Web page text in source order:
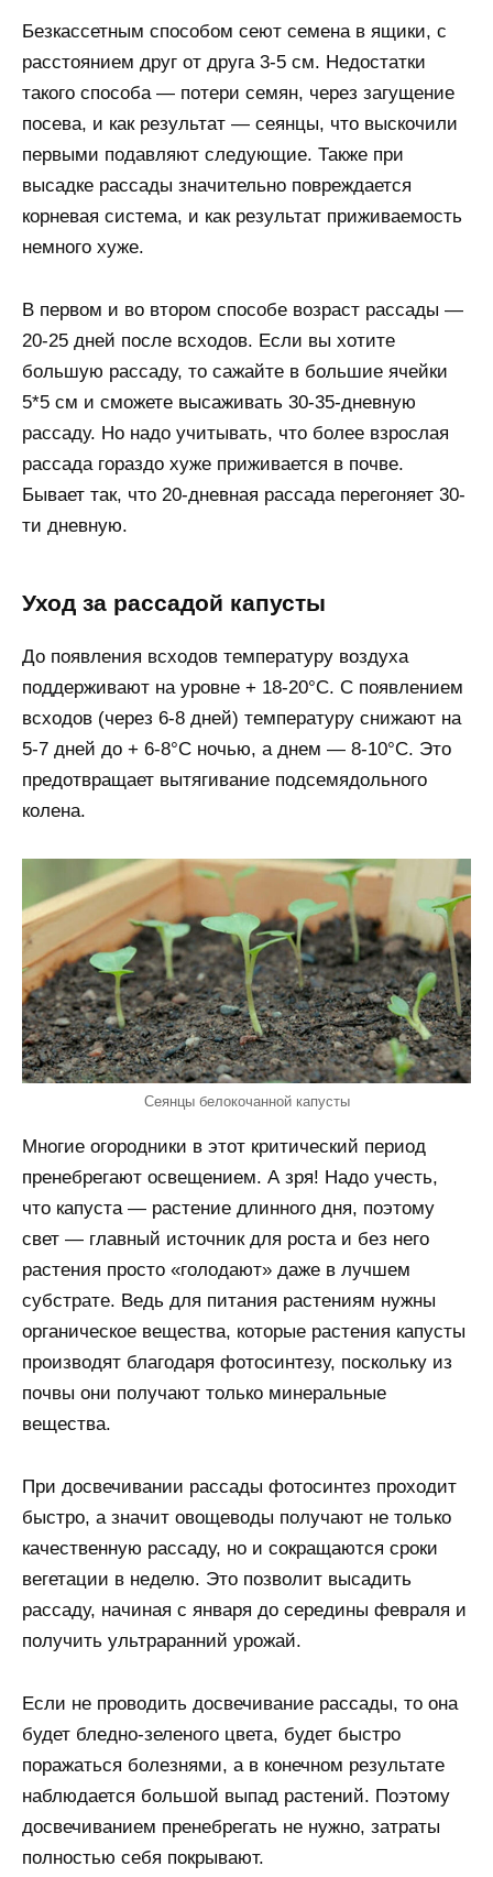
Безкассетным способом сеют семена в ящики, с
расстоянием друг от друга 3-5 см. Недостатки
такого способа — потери семян, через загущение
посева, и как результат — сеянцы, что выскочили
первыми подавляют следующие. Также при
высадке рассады значительно повреждается
корневая система, и как результат приживаемость
немного хуже.
В первом и во втором способе возраст рассады —
20-25 дней после всходов. Если вы хотите
большую рассаду, то сажайте в большие ячейки
5*5 см и сможете высаживать 30-35-дневную
рассаду. Но надо учитывать, что более взрослая
рассада гораздо хуже приживается в почве.
Бывает так, что 20-дневная рассада перегоняет 30-
ти дневную.
Уход за рассадой капусты
До появления всходов температуру воздуха
поддерживают на уровне + 18-20°С. С появлением
всходов (через 6-8 дней) температуру снижают на
5-7 дней до + 6-8°С ночью, а днем — 8-10°С. Это
предотвращает вытягивание подсемядольного
колена.
Сеянцы белокочанной капусты
Многие огородники в этот критический период
пренебрегают освещением. А зря! Надо учесть,
что капуста — растение длинного дня, поэтому
свет — главный источник для роста и без него
растения просто «голодают» даже в лучшем
субстрате. Ведь для питания растениям нужны
органическое вещества, которые растения капусты
производят благодаря фотосинтезу, поскольку из
почвы они получают только минеральные
вещества.
При досвечивании рассады фотосинтез проходит
быстро, а значит овощеводы получают не только
качественную рассаду, но и сокращаются сроки
вегетации в неделю. Это позволит высадить
рассаду, начиная с января до середины февраля и
получить ультраранний урожай.
Если не проводить досвечивание рассады, то она
будет бледно-зеленого цвета, будет быстро
поражаться болезнями, а в конечном результате
наблюдается большой выпад растений. Поэтому
досвечиванием пренебрегать не нужно, затраты
полностью себя покрывают.